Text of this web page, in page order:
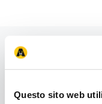
Questo sito web